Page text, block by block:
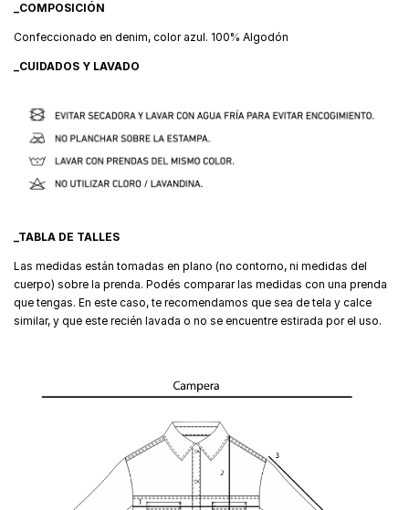
_COMPOSICIÓN
Confeccionado en denim, color azul. 100% Algodón
_CUIDADOS Y LAVADO
_TABLA DE TALLES
Las medidas están tomadas en plano (no contorno, ni medidas del
cuerpo) sobre la prenda. Podés comparar las medidas con una prenda
que tengas. En este caso, te recomendamos que sea de tela y calce
similar, y que este recién lavada o no se encuentre estirada por el uso.